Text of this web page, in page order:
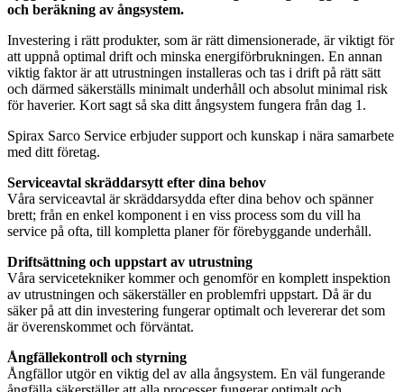
och beräkning av ångsystem.
Investering i rätt produkter, som är rätt dimensionerade, är viktigt för
att uppnå optimal drift och minska energiförbrukningen. En annan
viktig faktor är att utrustningen installeras och tas i drift på rätt sätt
och därmed säkerställs minimalt underhåll och absolut minimal risk
för haverier. Kort sagt så ska ditt ångsystem fungera från dag 1.
Spirax Sarco Service erbjuder support och kunskap i nära samarbete
med ditt företag.
Serviceavtal skräddarsytt efter dina behov
Våra serviceavtal är skräddarsydda efter dina behov och spänner
brett; från en enkel komponent i en viss process som du vill ha
service på ofta, till kompletta planer för förebyggande underhåll.
Driftsättning och uppstart av utrustning
Våra servicetekniker kommer och genomför en komplett inspektion
av utrustningen och säkerställer en problemfri uppstart. Då är du
säker på att din investering fungerar optimalt och levererar det som
är överenskommet och förväntat.
Ångfällekontroll och styrning
Ångfällor utgör en viktig del av alla ångsystem. En väl fungerande